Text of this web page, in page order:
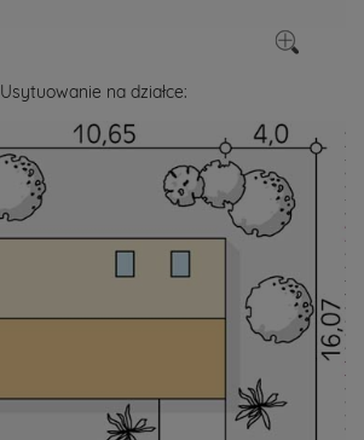
Usytuowanie na działce: